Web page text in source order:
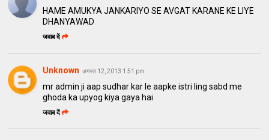
HAME AMUKYA JANKARIYO SE AVGAT KARANE KE LIYE
DHANYAWAD
जवाब दें
Unknown अगस्त 12, 2013 1:51 pm
mr admin ji aap sudhar kar le aapke istri ling sabd me
ghoda ka upyog kiya gaya hai
जवाब दें